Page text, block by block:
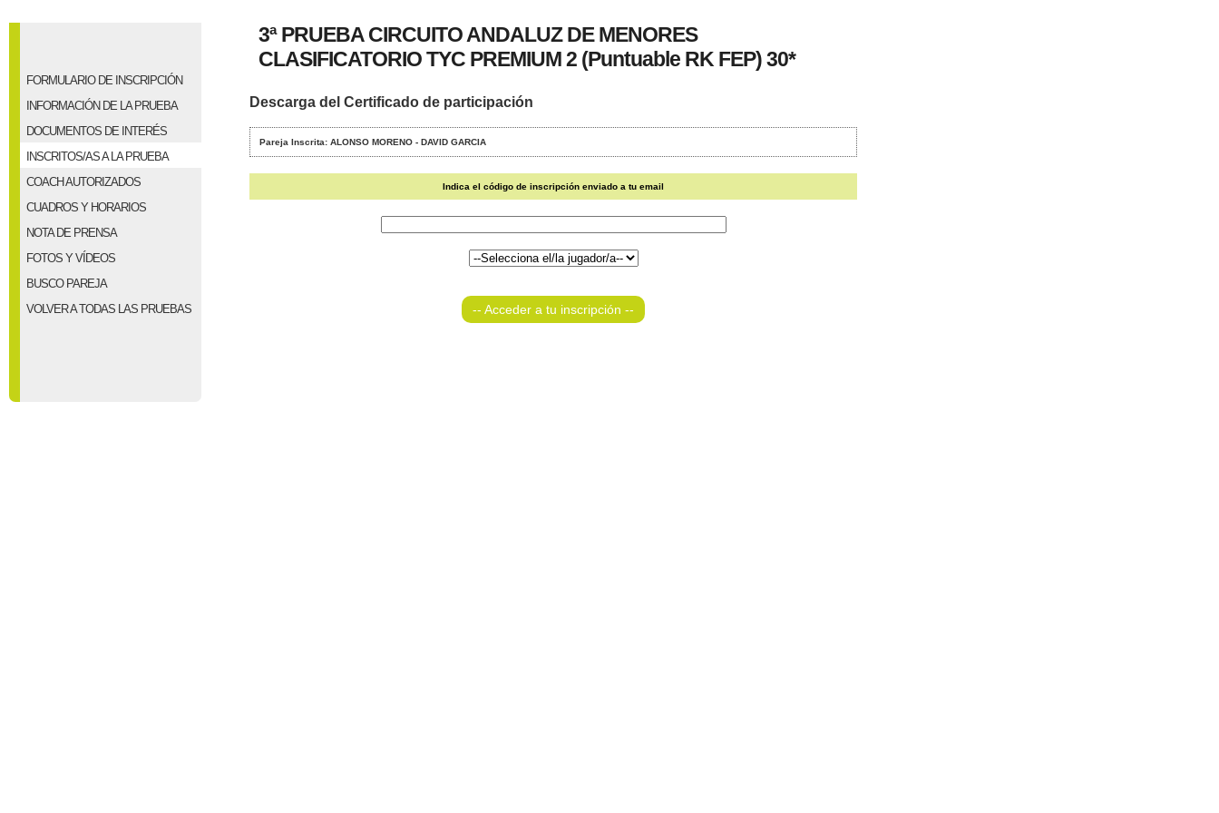
FORMULARIO DE INSCRIPCIÓN
INFORMACIÓN DE LA PRUEBA
DOCUMENTOS DE INTERÉS
INSCRITOS/AS A LA PRUEBA
COACH AUTORIZADOS
CUADROS Y HORARIOS
NOTA DE PRENSA
FOTOS Y VÍDEOS
BUSCO PAREJA
VOLVER A TODAS LAS PRUEBAS
3ª PRUEBA CIRCUITO ANDALUZ DE MENORES
CLASIFICATORIO TYC PREMIUM 2 (Puntuable RK FEP) 30*
Descarga del Certificado de participación
Pareja Inscrita: ALONSO MORENO - DAVID GARCIA
Indica el código de inscripción enviado a tu email
-- Acceder a tu inscripción --